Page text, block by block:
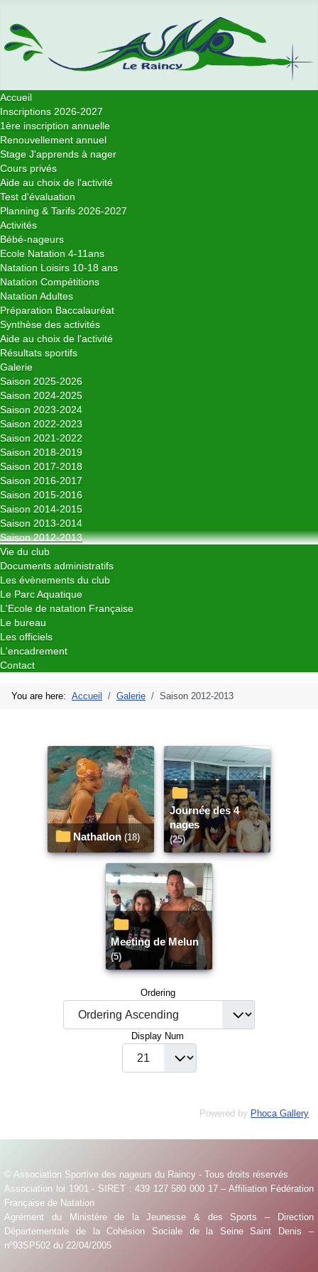
Accueil
Inscriptions 2026-2027
1ère inscription annuelle
Renouvellement annuel
Stage J'apprends à nager
Cours privés
Aide au choix de l'activité
Test d'évaluation
Planning & Tarifs 2026-2027
Activités
Bébé-nageurs
Ecole Natation 4-11ans
Natation Loisirs 10-18 ans
Natation Compétitions
Natation Adultes
Préparation Baccalauréat
Synthèse des activités
Aide au choix de l'activité
Résultats sportifs
Galerie
Saison 2025-2026
Saison 2024-2025
Saison 2023-2024
Saison 2022-2023
Saison 2021-2022
Saison 2018-2019
Saison 2017-2018
Saison 2016-2017
Saison 2015-2016
Saison 2014-2015
Saison 2013-2014
Saison 2012-2013
Vie du club
Documents administratifs
Les évènements du club
Le Parc Aquatique
L'Ecole de natation Française
Le bureau
Les officiels
L'encadrement
Contact
You are here: Accueil Galerie Saison 2012-2013
Nathatlon (18)
Journée des 4
nages
(25)
Meeting de Melun
(5)
Ordering
Display Num
Powered by Phoca Gallery
© Association Sportive des nageurs du Raincy - Tous droits réservés
Association loi 1901 - SIRET : 439 127 580 000 17 – Affiliation Fédération
Française de Natation
Agrément du Ministère de la Jeunesse & des Sports – Direction
Départementale de la Cohésion Sociale de la Seine Saint Denis –
nº93SP502 du 22/04/2005